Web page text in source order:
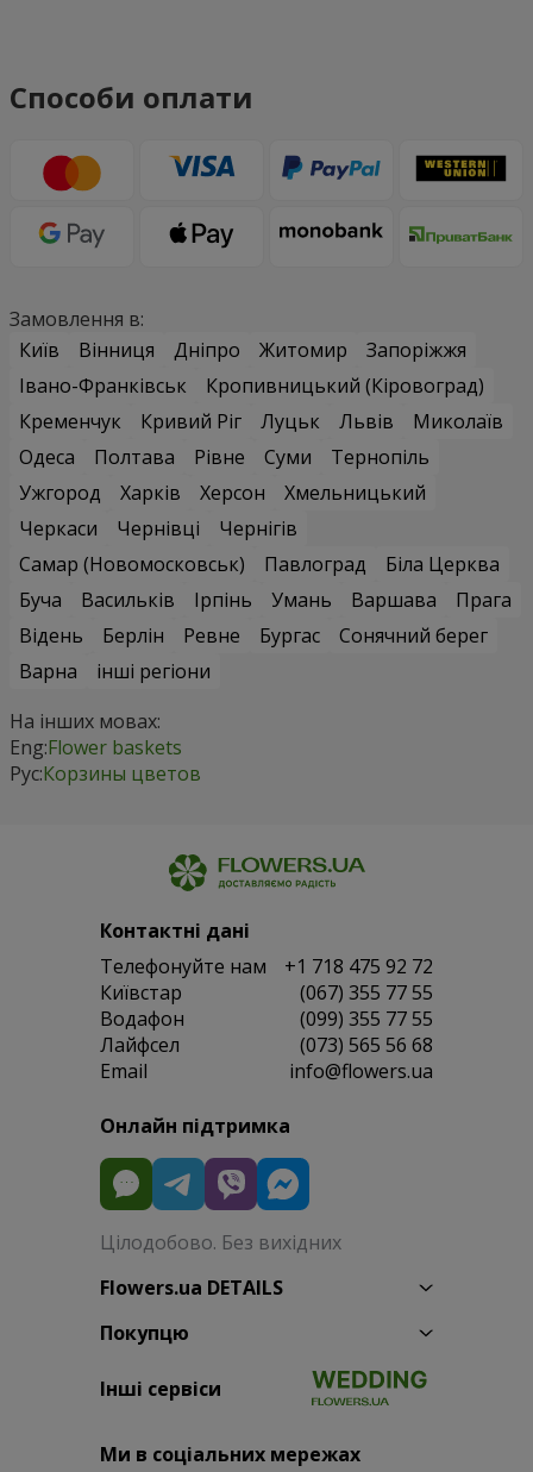
Способи оплати
Замовлення в:
Київ
Вінниця Дніпро Житомир
Запоріжжя
Івано-Франківськ
Кропивницький (Кіровоград)
Кременчук
Кривий Ріг Луцьк Львів
Миколаїв
Одеса
Полтава Рівне Суми
Тернопіль
Ужгород
Харків Херсон
Хмельницький
Черкаси
Чернівці
Чернігів
Самар (Новомосковськ)
Павлоград
Біла Церква
Буча
Васильків Ірпінь Умань Варшава
Прага
Відень
Берлін Ревне Бургас
Сонячний берег
Варна
інші регіони
На інших мовах:
Eng:Flower baskets
Рус:Корзины цветов
Контактні дані
Телефонуйте нам
+1 718 475 92 72
Київстар
(067) 355 77 55
Водафон
(099) 355 77 55
Лайфсел
(073) 565 56 68
Email
info@flowers.ua
Онлайн підтримка
Цілодобово. Без вихідних
Flowers.ua DETAILS
Покупцю
Інші сервіси
Ми в соціальних мережах